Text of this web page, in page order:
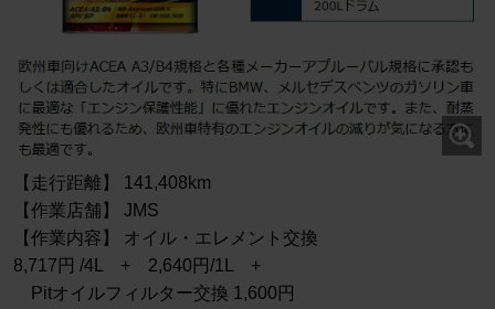
【走行距離】 141,408km
【作業店舗】 JMS
【作業内容】 オイル・エレメント交換
8,717円 /4L + 2,640円/1L +
Pitオイルフィルター交換 1,600円